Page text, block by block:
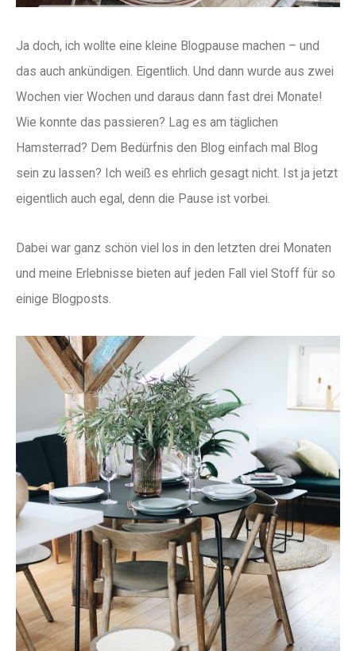
Ja doch, ich wollte eine kleine Blogpause machen – und
das auch ankündigen. Eigentlich. Und dann wurde aus zwei
Wochen vier Wochen und daraus dann fast drei Monate!
Wie konnte das passieren? Lag es am täglichen
Hamsterrad? Dem Bedürfnis den Blog einfach mal Blog
sein zu lassen? Ich weiß es ehrlich gesagt nicht. Ist ja jetzt
eigentlich auch egal, denn die Pause ist vorbei.
Dabei war ganz schön viel los in den letzten drei Monaten
und meine Erlebnisse bieten auf jeden Fall viel Stoff für so
einige Blogposts.